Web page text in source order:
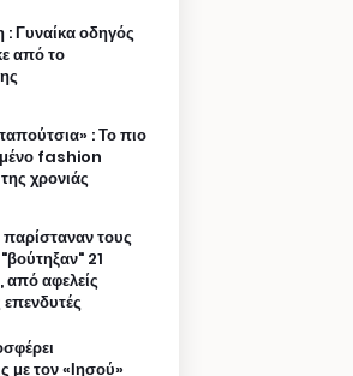
: Γυναίκα οδηγός
από το
: Το πιο
fashion
χρονιάς
τους
21
από αφελείς
με τον «Ιησού»